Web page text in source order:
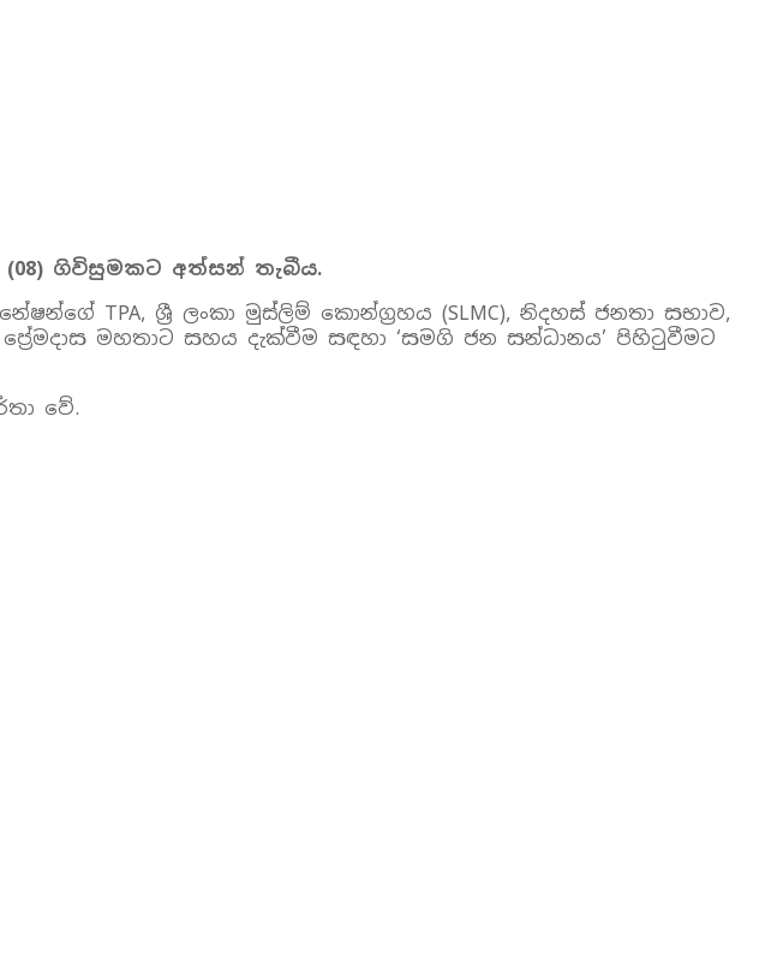
(08) ගිවිසුමකට අත්සන් තැබීය.
TPA, ශ්‍රී ලංකා මුස්ලිම් කොන්ග්‍රහය (SLMC), නිදහස් ජනතා සභාව,
මහතාට සහය දැක්වීම සඳහා ‘සමගි ජන සන්ධානය’ පිහිටුවීමට
වේ.